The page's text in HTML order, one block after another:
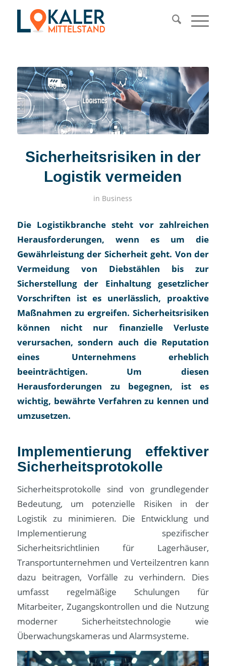
Sicherheitsrisiken in der
Logistik vermeiden
in Business
Die Logistikbranche steht vor zahlreichen
Herausforderungen, wenn es um die
Gewährleistung der Sicherheit geht. Von der
Vermeidung von Diebstählen bis zur
Sicherstellung der Einhaltung gesetzlicher
Vorschriften ist es unerlässlich, proaktive
Maßnahmen zu ergreifen. Sicherheitsrisiken
können nicht nur finanzielle Verluste
verursachen, sondern auch die Reputation
eines Unternehmens erheblich
beeinträchtigen. Um diesen
Herausforderungen zu begegnen, ist es
wichtig, bewährte Verfahren zu kennen und
umzusetzen.
Implementierung effektiver
Sicherheitsprotokolle
Sicherheitsprotokolle sind von grundlegender
Bedeutung, um potenzielle Risiken in der
Logistik zu minimieren. Die Entwicklung und
Implementierung spezifischer
Sicherheitsrichtlinien für Lagerhäuser,
Transportunternehmen und Verteilzentren kann
dazu beitragen, Vorfälle zu verhindern. Dies
umfasst regelmäßige Schulungen für
Mitarbeiter, Zugangskontrollen und die Nutzung
moderner Sicherheitstechnologie wie
Überwachungskameras und Alarmsysteme.